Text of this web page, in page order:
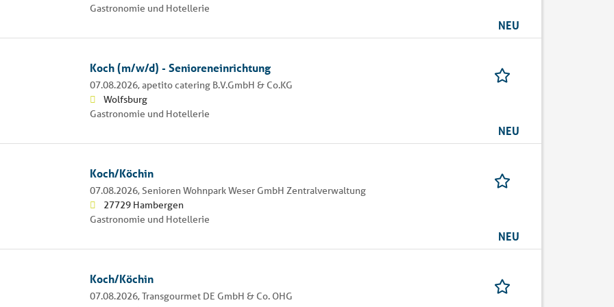
Gastronomie und Hotellerie
NEU
Koch (m/w/d) - Senioreneinrichtung
07.08.2026,apetito catering B.V.GmbH & Co.KG
Wolfsburg
Gastronomie und Hotellerie
NEU
Koch/Köchin
07.08.2026, Senioren Wohnpark Weser GmbH Zentralverwaltung
27729 Hambergen
Gastronomie und Hotellerie
NEU
Koch/Köchin
07.08.2026,Transgourmet DE GmbH & Co. OHG